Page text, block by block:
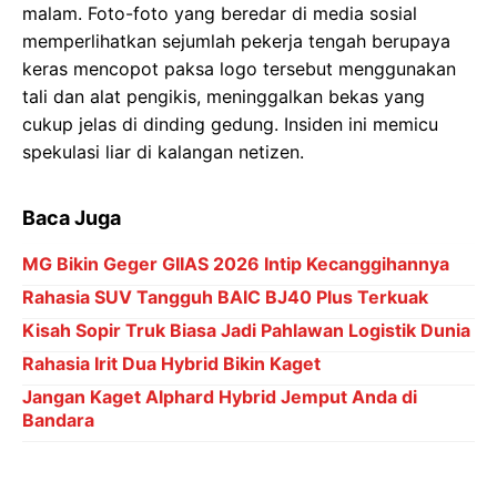
malam. Foto-foto yang beredar di media sosial
memperlihatkan sejumlah pekerja tengah berupaya
keras mencopot paksa logo tersebut menggunakan
tali dan alat pengikis, meninggalkan bekas yang
cukup jelas di dinding gedung. Insiden ini memicu
spekulasi liar di kalangan netizen.
Baca Juga
MG Bikin Geger GIIAS 2026 Intip Kecanggihannya
Rahasia SUV Tangguh BAIC BJ40 Plus Terkuak
Kisah Sopir Truk Biasa Jadi Pahlawan Logistik Dunia
Rahasia Irit Dua Hybrid Bikin Kaget
Jangan Kaget Alphard Hybrid Jemput Anda di
Bandara